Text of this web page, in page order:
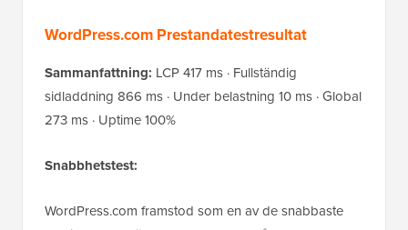
WordPress.com Prestandatestresultat
Sammanfattning: LCP 417 ms · Fullständig
sidladdning 866 ms · Under belastning 10 ms · Global
273 ms · Uptime 100%
Snabbhetstest:
WordPress.com framstod som en av de snabbaste